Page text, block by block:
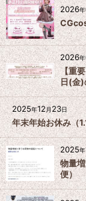
2026年
2026年
【重
日(金
2025年12月23日
年末年始お休み（
2025年
物量
便）